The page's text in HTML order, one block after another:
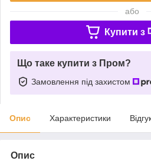
або
Купити з
Що таке купити з Пром?
Замовлення під захистом
Опис Характеристики
Опис